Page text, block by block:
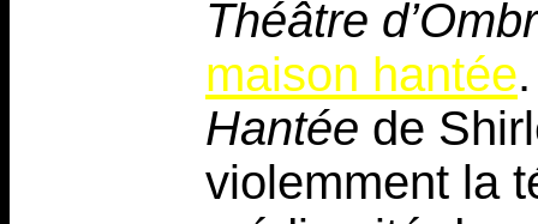
Théâtre
maison hantée
Hantée de
violemment la